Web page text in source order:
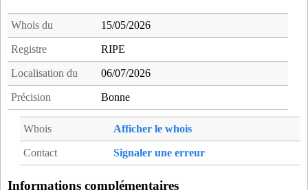
chy94 - Chevilly-Larue (17 km)
cla92- Clamart (10 km)
cmz91
coi78- Coignieres (17 km)
crz75- Paris 12 (19 km)
cvl92- Chaville (4 km)
dam78- Dampierre-en-Yvelines (15 km)
dan75
def92- Courbevoie (14 km)
did75- Paris 12 (19 km)
Whois du 15/05/2026
Registre RIPE
Localisation du 06/07/2026
Précision Bonne
Whois Afficher le whois
Contact Signaler une erreur
Informations complémentaires